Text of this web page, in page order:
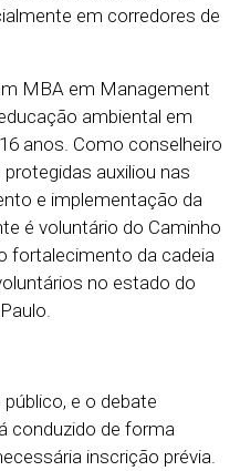
em corredores de
MBA em Management
ambiental em
anos. Como conselheiro
auxiliou nas
e implementação da
é voluntário do Caminho
fortalecimento da cadeia
no estado do
e o debate
conduzido de forma
inscrição prévia.